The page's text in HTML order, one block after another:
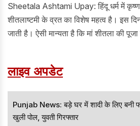
Sheetala Ashtami Upay: हिंदू धर्म में कृष्ण
शीतलाष्टमी के व्रत का विशेष महत्व है। इस
जाती है। ऐसी मान्यता है कि मां शीतला की
लाइव अपडेट
Punjab News: बड़े घर में शादी के लिए बनी
खुली पोल, युवती गिरफ्तार